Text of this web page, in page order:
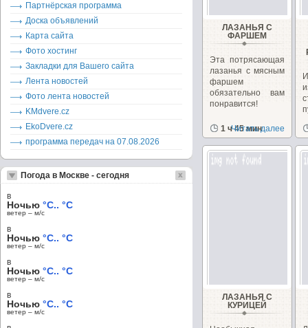
ЛАЗАНЬЯ С
ФАРШЕМ
Эта потрясающая
лазанья с мясным
фаршем
обязательно вам
понравится!
1 ч 45 мин
Читать далее
ЛАЗАНЬЯ С
КУРИЦЕЙ
Партнёрская программа
Доска объявлений
Карта сайта
Фото хостинг
Закладки для Вашего сайта
Лента новостей
Фото лента новостей
KMdvere.cz
EkoDvere.cz
программа передач на 07.08.2026
Погода в Москве - сегодня
в
Ночью °C.. °C
ветер – м/c
в
Ночью °C.. °C
ветер – м/c
в
Ночью °C.. °C
ветер – м/c
в
Ночью °C.. °C
ветер – м/c